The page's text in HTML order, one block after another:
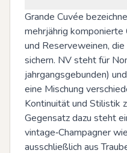
Grande Cuvée
mehrjährig komponierte
und Reserveweinen,
sichern. NV steht für
jahrgangsgebunden)
eine Mischung
Kontinuität und Stilistik
Gegensatz dazu steht
vintage‑Champagner
ausschließlich aus